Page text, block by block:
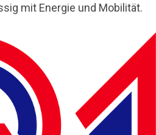
mit Energie und Mobilität.